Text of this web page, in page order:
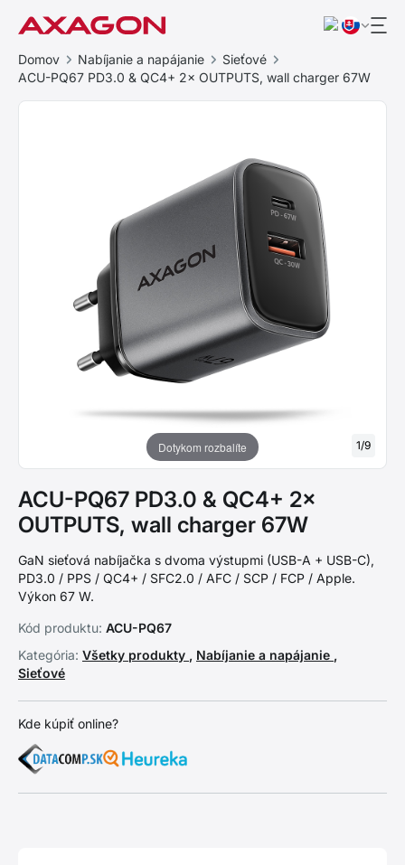
Domov Nabíjanie a napájanie
Sieťové
ACU-PQ67 PD3.0 & QC4+ 2× OUTPUTS, wall charger 67W
Dotykom rozbalíte 1/9
ACU-PQ67 PD3.0 & QC4+ 2×
OUTPUTS, wall charger 67W
GaN sieťová nabíjačka s dvoma výstupmi (USB-A + USB-C),
PD3.0 / PPS / QC4+ / SFC2.0 / AFC / SCP / FCP / Apple.
Výkon 67 W.
Kód produktu: ACU-PQ67
Kategória: Všetky produkty , Nabíjanie a napájanie ,
Sieťové
Kde kúpiť online?